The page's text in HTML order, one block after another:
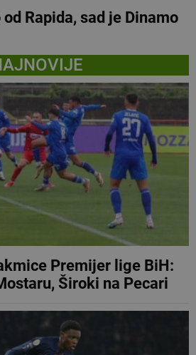
Rapida, sad je Dinamo
Premijer lige BiH:
Široki na Pecari